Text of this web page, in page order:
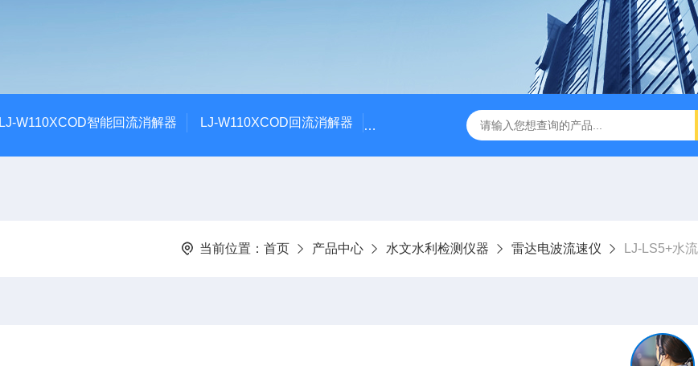
LJ-W110XCOD智能回流消解器 LJ-W110XCOD回流消解器 LJ-W110X标准COD消解器 LJ-W110XCOD消解器
当前位置： 首页 产品中心 水文水利检测仪器 雷达电波流速仪 LJ-LS5+水